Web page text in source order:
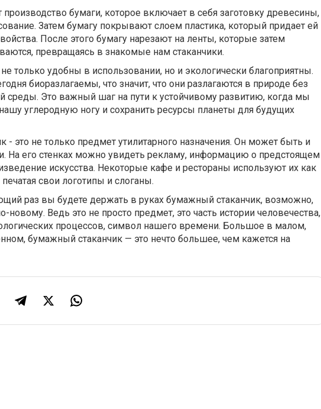
бумаги, которое включает в себя заготовку древесины,
Затем бумагу покрывают слоем пластика, который придает ей
После этого бумагу нарезают на ленты, которые затем
превращаясь в знакомые нам стаканчики.
только удобны в использовании, но и экологически благоприятны.
биоразлагаемы, что значит, что они разлагаются в природе без
среды. Это важный шаг на пути к устойчивому развитию, когда мы
углеродную ногу и сохранить ресурсы планеты для будущих
- это не только предмет утилитарного назначения. Он может быть и
На его стенках можно увидеть рекламу, информацию о предстоящем
искусства. Некоторые кафе и рестораны используют их как
свои логотипы и слоганы.
раз вы будете держать в руках бумажный стаканчик, возможно,
новому. Ведь это не просто предмет, это часть истории человечества,
процессов, символ нашего времени. Большое в малом,
бумажный стаканчик — это нечто большее, чем кажется на